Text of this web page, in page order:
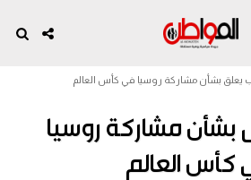
يعلق بشأن مشاركة روسيا في كأس العالم
بشأن مشاركة روسيا
كأس العالم